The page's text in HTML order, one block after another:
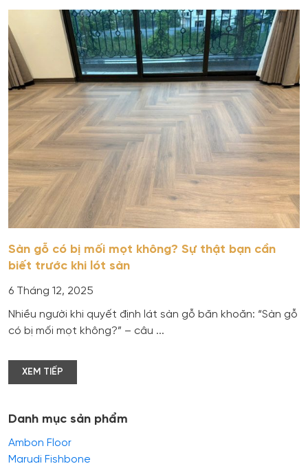
Sàn gỗ có bị mối mọt không? Sự thật bạn cần
biết trước khi lót sàn
6 Tháng 12, 2025
Nhiều người khi quyết định lát sàn gỗ băn khoăn: “Sàn gỗ
có bị mối mọt không?” – câu ...
XEM TIẾP
Danh mục sản phẩm
Ambon Floor
Marudi Fishbone